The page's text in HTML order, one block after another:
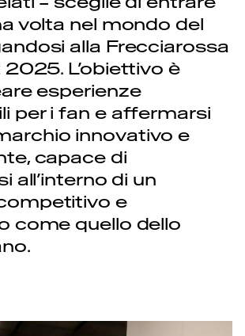
volta nel mondo del
alla Frecciarossa
2025. L’obiettivo è
esperienze
per i fan e affermarsi
innovativo e
capace di
all’interno di un
e
come quello dello